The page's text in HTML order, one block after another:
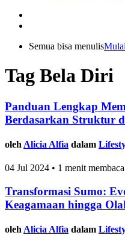
Semua bisa menulis
Tag Bela Diri
Panduan Lengkap
Berdasarkan Struktur
oleh Alicia Alfia dalam
04 Jul 2024 • 1 menit membaca
Transformasi Sumo:
Keagamaan hingga
oleh Alicia Alfia dalam